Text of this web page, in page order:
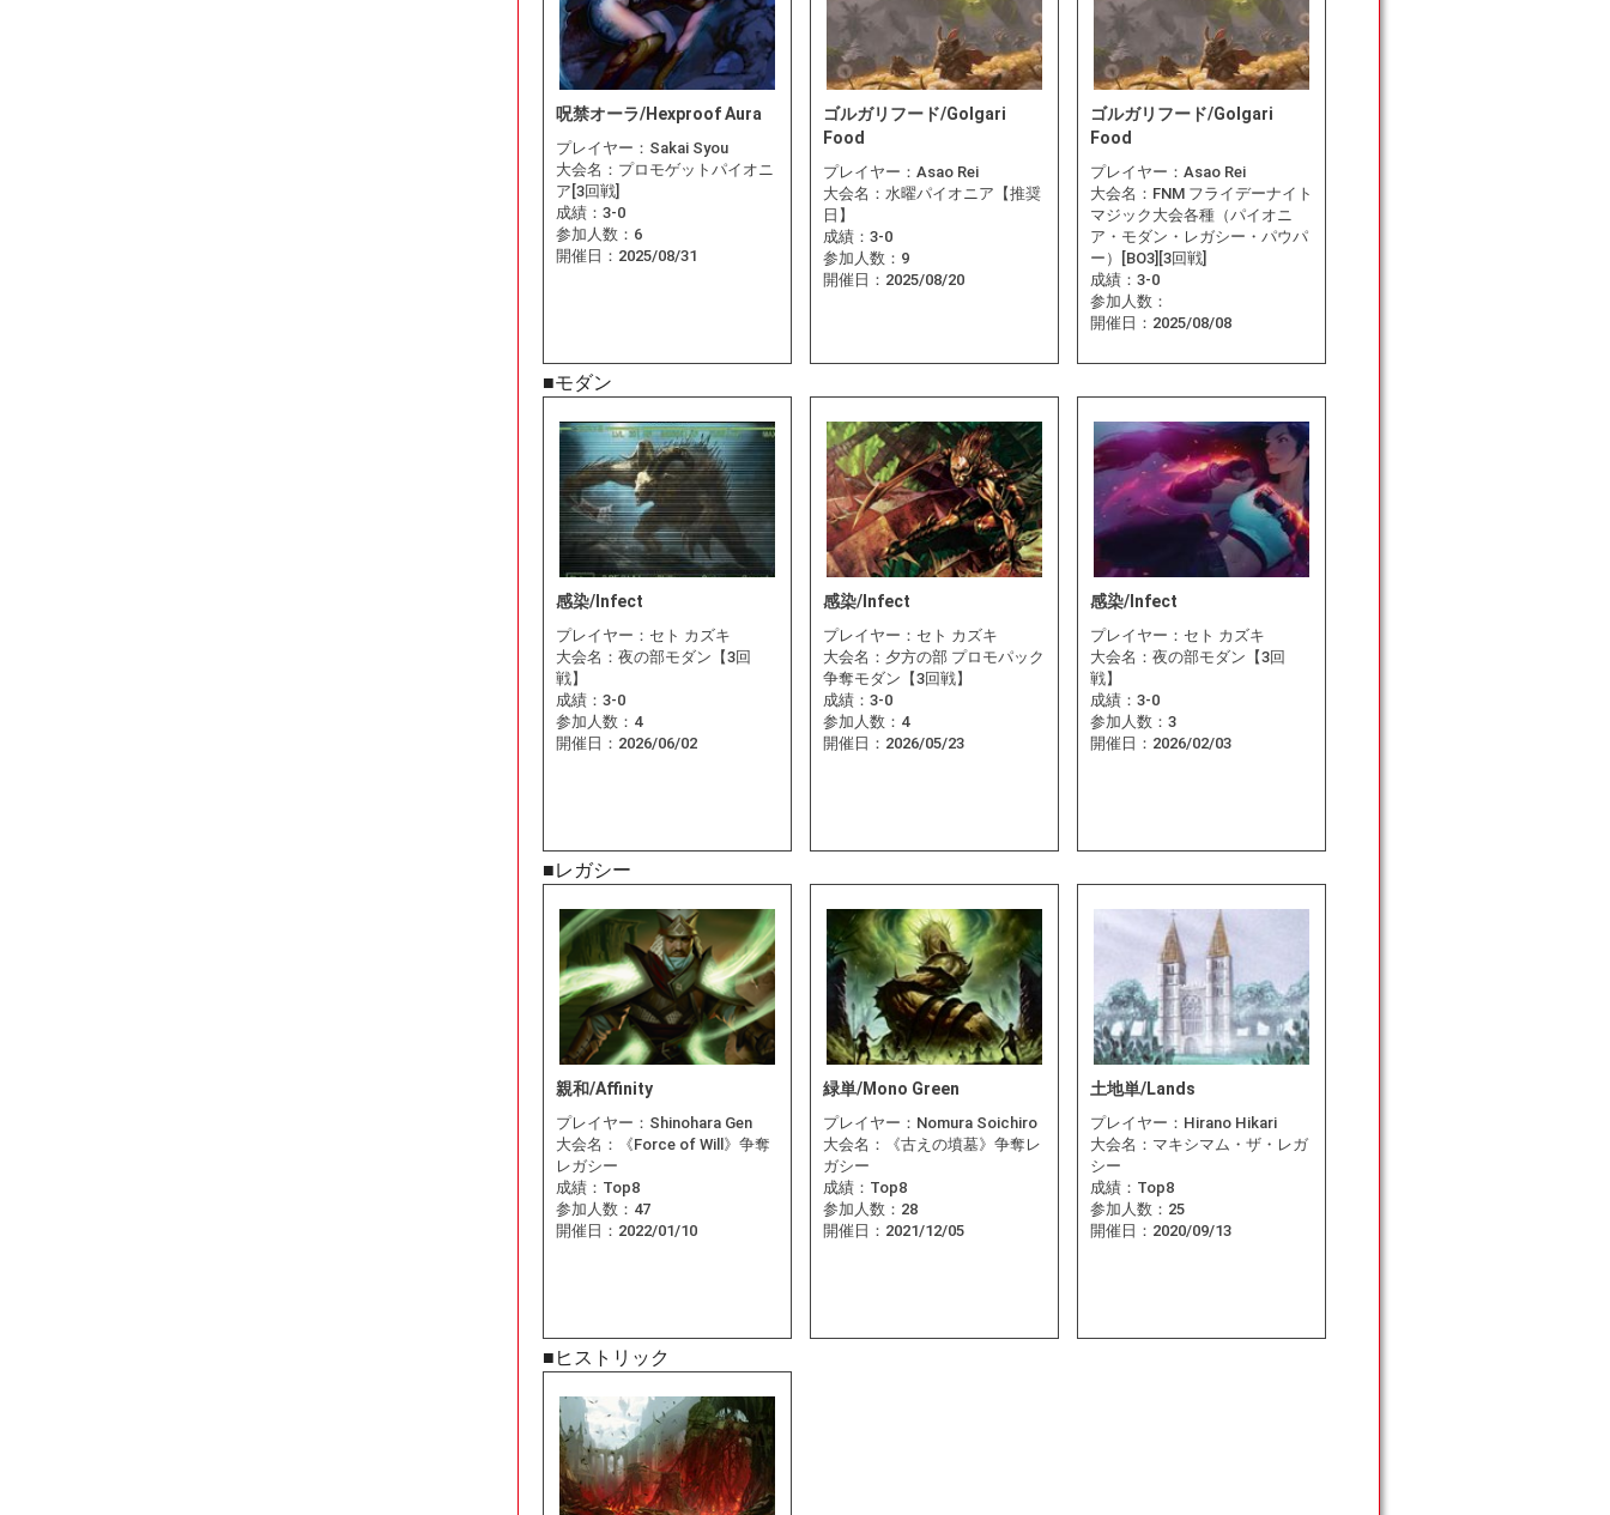
呪禁オーラ/Hexproof Aura
プレイヤー： Sakai Syou
大会名： プロモゲットパイオニ
ア[3回戦]
成績： 3-0
参加人数： 6
開催日： 2025/08/31
ゴルガリフード/Golgari
Food
プレイヤー： Asao Rei
大会名： 水曜パイオニア【推奨
日】
成績： 3-0
参加人数： 9
開催日： 2025/08/20
ゴルガリフード/Golgari
Food
プレイヤー： Asao Rei
大会名： FNM フライデーナイト
マジック大会各種（パイオニ
ア・モダン・レガシー・パウパ
ー）[BO3][3回戦]
成績： 3-0
参加人数：
開催日： 2025/08/08
■モダン
感染/Infect
プレイヤー： セト カズキ
大会名： 夜の部モダン【3回
戦】
成績： 3-0
参加人数： 4
開催日： 2026/06/02
感染/Infect
プレイヤー： セト カズキ
大会名： 夕方の部 プロモパック
争奪モダン【3回戦】
成績： 3-0
参加人数： 4
開催日： 2026/05/23
感染/Infect
プレイヤー： セト カズキ
大会名： 夜の部モダン【3回
戦】
成績： 3-0
参加人数： 3
開催日： 2026/02/03
■レガシー
親和/Affinity
プレイヤー： Shinohara Gen
大会名：
《Force of Will》争奪
レガシー
成績： Top8
参加人数： 47
開催日： 2022/01/10
緑単/Mono Green
プレイヤー： Nomura Soichiro
大会名：
《古えの墳墓》争奪レ
ガシー
成績： Top8
参加人数： 28
開催日： 2021/12/05
土地単/Lands
プレイヤー： Hirano Hikari
大会名： マキシマム・ザ・レガ
シー
成績： Top8
参加人数： 25
開催日： 2020/09/13
■ヒストリック